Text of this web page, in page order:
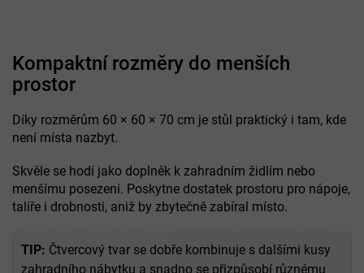
Kompaktní rozměry do menších
prostor
Díky rozměrům 60 × 60 × 70 cm je stůl praktický i tam, kde
není místa nazbyt.
Skvěle se hodí jako doplněk k zahradním židlím nebo
menšímu posezení. Poskytne dostatek prostoru pro nápoje,
talíře i drobnosti, aniž by zbytečně zabíral místo.
TIP: Čtvercový tvar se dobře kombinuje s dalšími kusy
zahradního nábytku a snadno se přizpůsobí různému